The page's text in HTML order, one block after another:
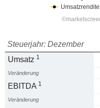
Steuerjahr: Dezember
Umsatz 1
Veränderung
EBITDA 1
Veränderung